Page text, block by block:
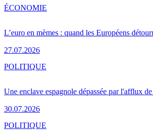
L’euro en mèmes : quand les Européens
27.07.2026
ÉCONOMIE
Une enclave espagnole dépassée par l'afflux
30.07.2026
POLITIQUE
POLITIQUE